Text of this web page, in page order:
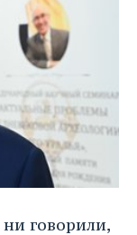
говорили,